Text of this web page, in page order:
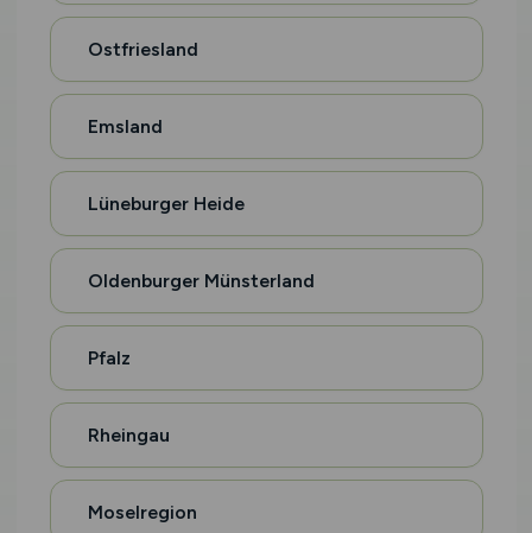
Ostfriesland
Emsland
Lüneburger Heide
Oldenburger Münsterland
Pfalz
Rheingau
Moselregion